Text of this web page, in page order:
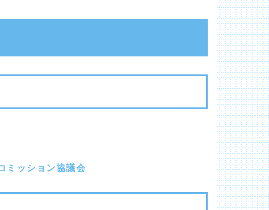
ミッション協議会